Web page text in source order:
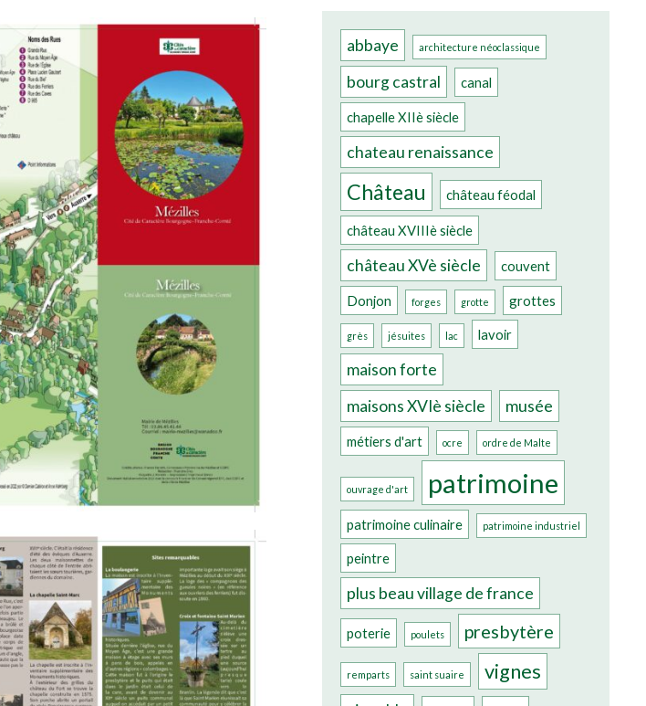
abbaye architecture néoclassique
bourg castral canal
chapelle XIIè siècle
chateau renaissance
Château château féodal
château XVIIIè siècle
château XVè siècle couvent
Donjon forges grotte grottes
grès jésuites lac lavoir
maison forte
maisons XVIè siècle
musée
métiers d'art ocre ordre de Malte
ouvrage d'art patrimoine
patrimoine culinaire patrimoine industriel
peintre
plus beau village de france
poterie poulets presbytère
remparts saint suaire vignes